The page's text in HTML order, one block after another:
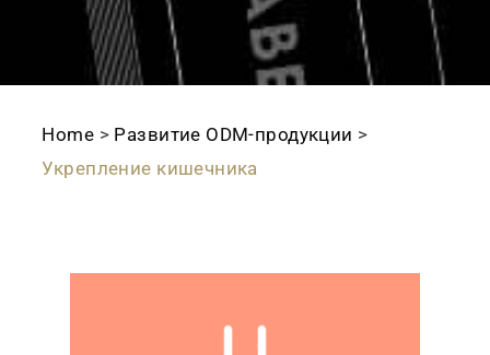
Home > Развитие ODМ-продукции >
Укрепление кишечника